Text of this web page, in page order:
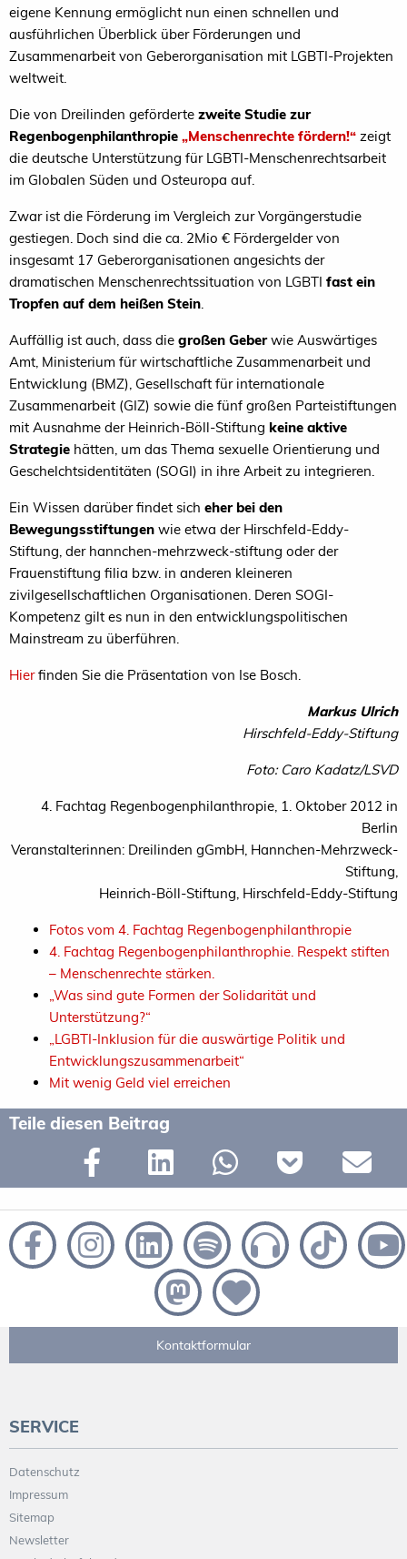
eigene Kennung ermöglicht nun einen schnellen und
ausführlichen Überblick über Förderungen und
Zusammenarbeit von Geberorganisation mit LGBTI-Projekten
weltweit.
Die von Dreilinden geförderte zweite Studie zur
Regenbogenphilanthropie „Menschenrechte fördern!“ zeigt
die deutsche Unterstützung für LGBTI-Menschenrechtsarbeit
im Globalen Süden und Osteuropa auf.
Zwar ist die Förderung im Vergleich zur Vorgängerstudie
gestiegen. Doch sind die ca. 2Mio € Fördergelder von
insgesamt 17 Geberorganisationen angesichts der
dramatischen Menschenrechtssituation von LGBTI fast ein
Tropfen auf dem heißen Stein
Auffällig ist auch, dass die großen Geberwie Auswärtiges
Amt, Ministerium für wirtschaftliche Zusammenarbeit und
Entwicklung (BMZ), Gesellschaft für internationale
Zusammenarbeit (GIZ) sowie die fünf großen Parteistiftungen
mit Ausnahme der Heinrich-Böll-Stiftung keine aktive
Strategie hätten, um das Thema sexuelle Orientierung und
Geschelchtsidentitäten (SOGI) in ihre Arbeit zu integrieren.
Ein Wissen darüber findet sich eher bei den
Bewegungsstiftungen wie etwa der Hirschfeld-Eddy-
Stiftung, der hannchen-mehrzweck-stiftung oder der
Frauenstiftung filia bzw. in anderen kleineren
zivilgesellschaftlichen Organisationen. Deren SOGI-
Kompetenz gilt es nun in den entwicklungspolitischen
Mainstream zu überführen.
Hierfinden Sie die Präsentation von Ise Bosch.
Markus Ulrich
Hirschfeld-Eddy-Stiftung
Foto: Caro Kadatz/LSVD
4. Fachtag Regenbogenphilanthropie, 1. Oktober 2012 in
Berlin
Veranstalterinnen: Dreilinden gGmbH, Hannchen-Mehrzweck-
Stiftung,
Heinrich-Böll-Stiftung, Hirschfeld-Eddy-Stiftung
Fotos vom 4. Fachtag Regenbogenphilanthropie
4. Fachtag Regenbogenphilanthrophie. Respekt stiften
– Menschenrechte stärken.
Was sind gute Formen der Solidarität und
Unterstützung?“
LGBTI-Inklusion für die auswärtige Politik und
Entwicklungszusammenarbeit“
Mit wenig Geld viel erreichen
Teile diesen Beitrag
Kontaktformular
SERVICE
Datenschutz
Impressum
Sitemap
Newsletter